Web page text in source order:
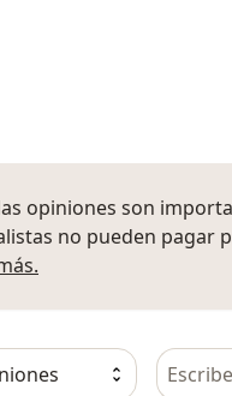
opiniones son
no pueden pagar
Busca